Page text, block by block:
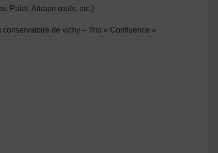
Palet, Attrape œufs, etc.)
de vichy – Trio « Confluence »